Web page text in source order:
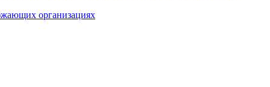
организациях